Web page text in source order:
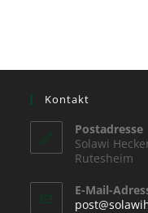
Kontakt
Postadresse
Solawi
Rutesheim
E-Mail-